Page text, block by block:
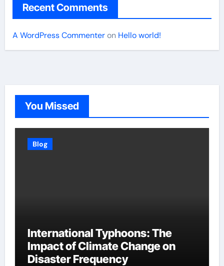
Recent Comments
A WordPress Commenteron Hello world!
You Missed
Blog
International Typhoons: The
Impact of Climate Change on
Disaster Frequency